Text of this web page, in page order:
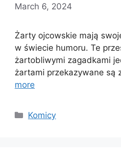
March 6, 2024
Żarty ojcowskie mają
w świecie humoru. Te
żartobliwymi zagadkami
żartami przekazywane są
more
Categories
Komicy